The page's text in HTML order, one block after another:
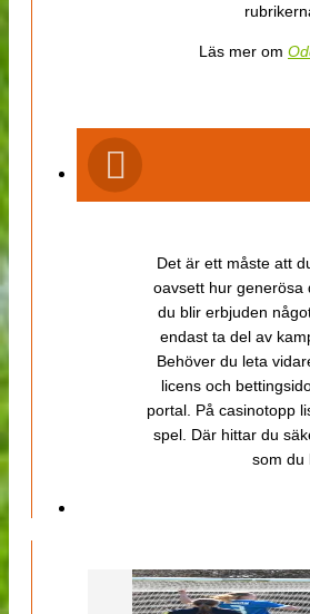
Läs mer om
Det är ett måste att
oavsett hur generösa
du blir erbjuden
endast ta del av
Behöver du leta
licens och
portal. På casinotopp
spel. Där hittar du
som du